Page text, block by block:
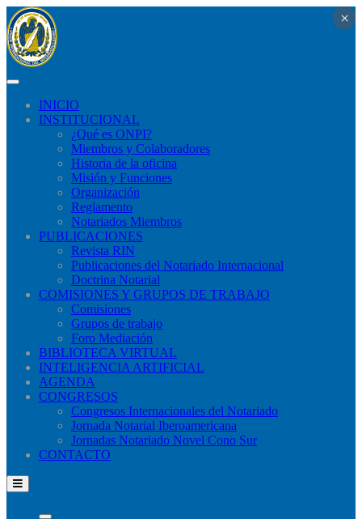
INICIO
INSTITUCIONAL
¿Qué​ es ONPI?
Miembros y Colaboradores
Historia de la oficina
Misión y Funciones
Organización
Reglamento
Notariados Miembros
PUBLICACIONES
Revista RIN
Publicaciones del Notariado Internacional
Doctrina Notarial
COMISIONES Y GRUPOS DE TRABAJO
Comisiones
Grupos de trabajo
Foro Mediación
BIBLIOTECA VIRTUAL
INTELIGENCIA ARTIFICIAL
AGENDA
CONGRESOS
Congresos Internacionales del Notariado
Jornada Notarial Iberoamericana
Jornadas Notariado Novel Cono Sur
CONTACTO
×
×
×
×
×
×
×
×
×
×
×
×
×
×
×
×
×
×
×
×
×
×
×
×
×
×
×
×
×
×
×
×
×
×
×
×
×
×
×
×
×
×
×
×
×
×
×
×
×
×
×
×
×
×
×
×
×
×
×
×
×
×
×
×
×
×
×
×
×
×
×
×
×
×
×
×
×
×
×
×
×
×
×
×
×
×
×
×
×
×
×
×